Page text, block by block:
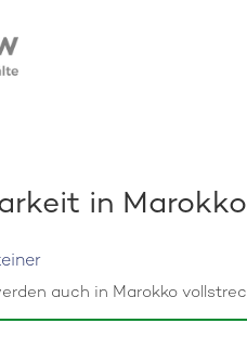
in Marokko
auch in Marokko